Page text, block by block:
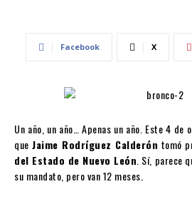
Facebook X
Un año, un año… Apenas un año. Este 4 de
que Jaime Rodríguez Calderón tomó
del Estado de Nuevo León . Sí, parece
su mandato, pero van 12 meses.